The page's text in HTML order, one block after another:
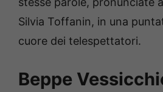
Silvia Toffanin, in una
cuore dei telespettatori.
Beppe